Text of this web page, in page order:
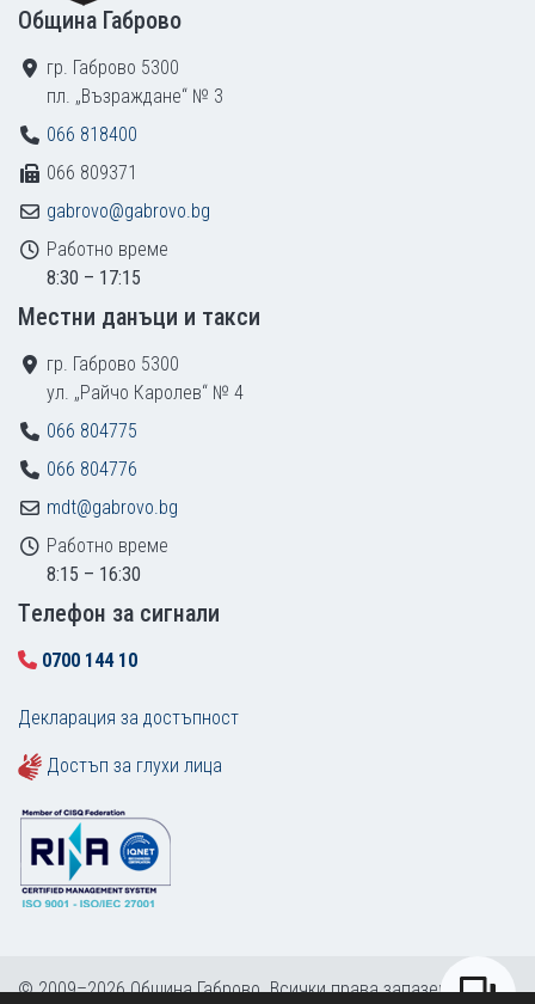
Община Габрово
гр. Габрово 5300
пл. „Възраждане“ № 3
066 818400
066 809371
gabrovo@gabrovo.bg
Работно време
8:30 – 17:15
Местни данъци и такси
гр. Габрово 5300
ул. „Райчо Каролев“ № 4
066 804775
066 804776
mdt@gabrovo.bg
Работно време
8:15 – 16:30
Tелефон за сигнали
0700 144 10
Декларация за достъпност
Достъп за глухи лица
© 2009–2026 Община Габрово. Всички права запазени.